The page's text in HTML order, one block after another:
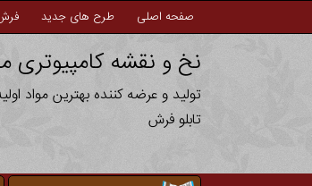
صفحه اصلی طرح های جدید
نخ و نقشه کامپیوتری
تولید و عرضه کننده بهترین مواد
تابلو فرش